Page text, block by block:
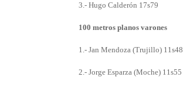
3.- Hugo Calderón 17s79
100 metros planos varones
1.- Jan Mendoza (Trujillo) 11s48
2.- Jorge Esparza (Moche) 11s55